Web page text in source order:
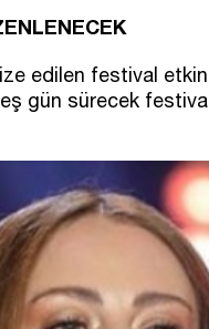
edilen festival
gün sürecek